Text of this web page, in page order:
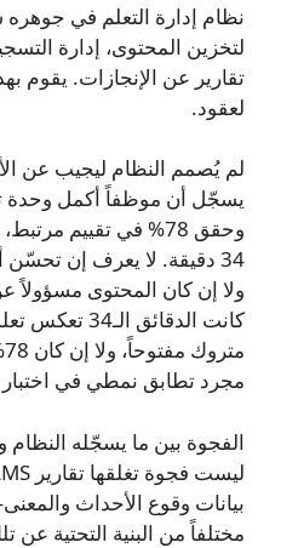
نظام إدارة التعلم في
لتخزين المحتوى، إدارة
تقارير عن الإنجازات. يقوم
لعقود.
لم يُصمم النظام ليجيب عن
يسجّل أن موظفاً أكمل وحدة
وحقق 78% في تقييم
34 دقيقة. لا يعرف إن
ولا إن كان المحتوى مسؤولاً
كانت الدقائق
مجرد تطابق نمطي في اختبار
الفجوة بين ما يسجّله النظام
بيانات وقوع الأحداث
مختلفاً من البنية التحتية عن